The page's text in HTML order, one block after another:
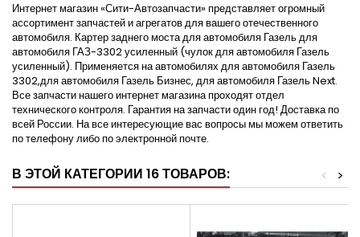
Интернет магазин «Сити-Автозапчасти» представляет огромный
ассортимент запчастей и агрегатов для вашего отечественного
автомобиля. Картер заднего моста для автомобиля Газель для
автомобиля ГАЗ-3302 усиленный (чулок для автомобиля Газель
усиленный). Применяется на автомобилях для автомобиля Газель
3302,для автомобиля Газель Бизнес, для автомобиля Газель Next.
Все запчасти нашего интернет магазина проходят отдел
технического контроля. Гарантия на запчасти один год! Доставка по
всей России. На все интересующие вас вопросы мы можем ответить
по телефону либо по электронной почте.
В ЭТОЙ КАТЕГОРИИ 16 ТОВАРОВ: >
<